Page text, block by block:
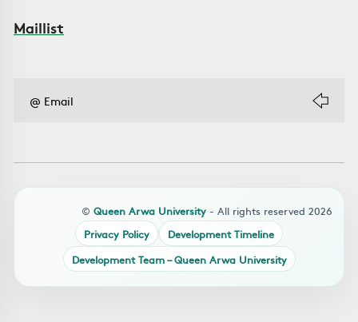
Maillist
© Queen Arwa University - All rights reserved 2026
Privacy Policy
Development Timeline
Development Team – Queen Arwa University